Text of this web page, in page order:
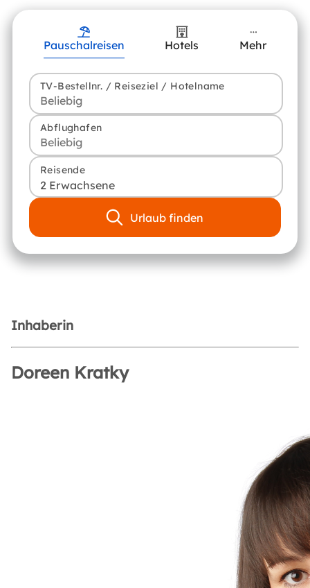
Pauschalreisen Hotels Mehr
TV-Bestellnr. / Reiseziel / Hotelname
Abflughafen
Reisende
2 Erwachsene
Urlaub finden
Inhaberin
Doreen Kratky